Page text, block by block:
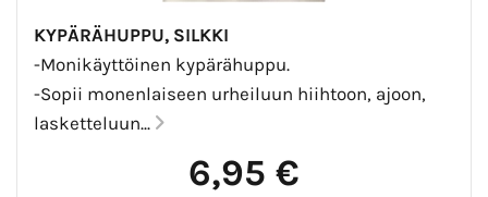
KYPÄRÄHUPPU, SILKKI
-Monikäyttöinen kypärähuppu.
-Sopii monenlaiseen urheiluun hiihtoon, ajoon,
lasketteluun...
6,95 €